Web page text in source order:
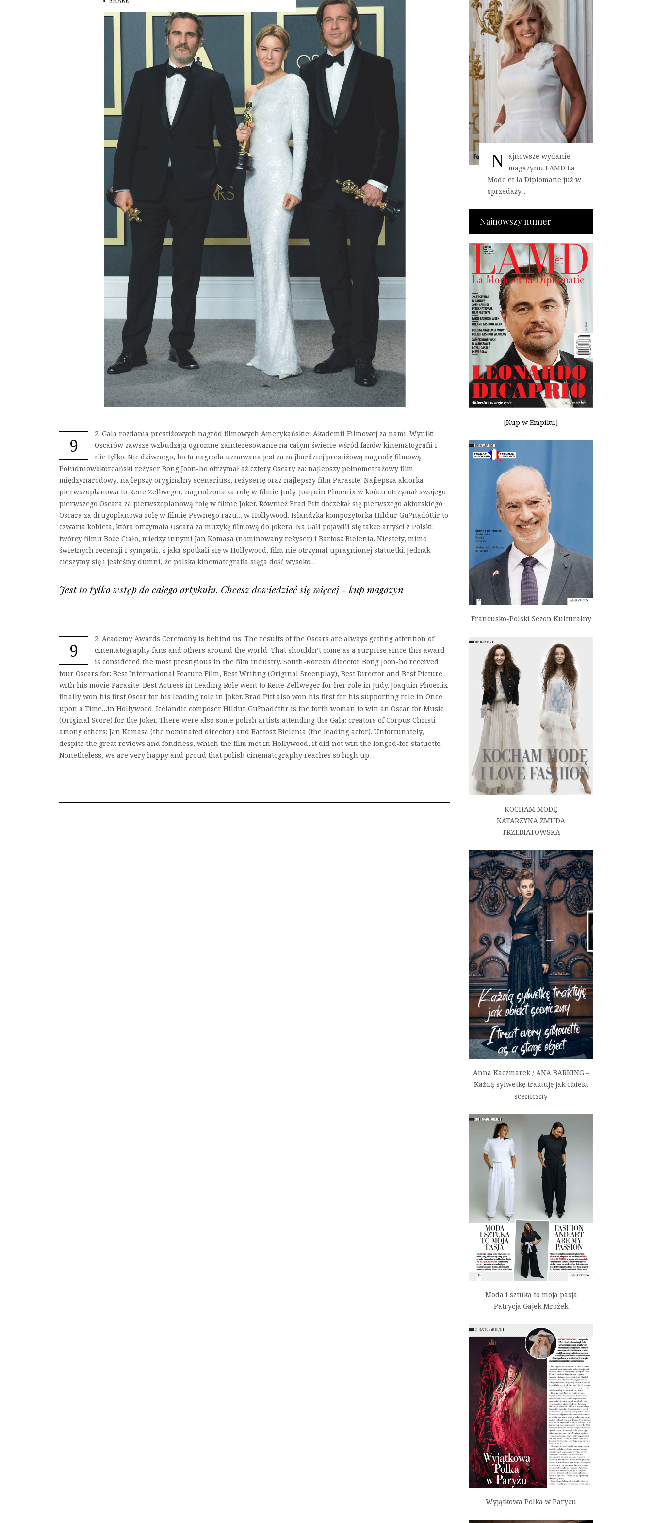
9
2. Gala rozdania prestiżowych nagród filmowych Amerykańskiej Akademii Filmowej za nami. Wyniki
Oscarów zawsze wzbudzają ogromne zainteresowanie na całym świecie wśród fanów kinematografii i
nie tylko. Nic dziwnego, bo ta nagroda uznawana jest za najbardziej prestiżową nagrodę filmową.
Południowokoreański reżyser Bong Joon-ho otrzymał aż cztery Oscary za: najlepszy pełnometrażowy film
międzynarodowy, najlepszy oryginalny scenariusz, reżyserię oraz najlepszy film Parasite. Najlepsza aktorka
pierwszoplanowa to Rene Zellweger, nagrodzona za rolę w filmie Judy. Joaquin Phoenix w końcu otrzymał swojego
pierwszego Oscara za pierwszoplanową rolę w filmie Joker. Również Brad Pitt doczekał się pierwszego aktorskiego
Oscara za drugoplanową rolę w filmie Pewnego razu… w Hollywood. Islandzka kompozytorka Hildur Gu?nadóttir to
czwarta kobieta, która otrzymała Oscara za muzykę filmową do Jokera. Na Gali pojawili się także artyści z Polski:
twórcy filmu Boże Ciało, między innymi Jan Komasa (nominowany reżyser) i Bartosz Bielenia. Niestety, mimo
świetnych recenzji i sympatii, z jaką spotkali się w Hollywood, film nie otrzymał upragnionej statuetki. Jednak
cieszymy się i jesteśmy dumni, że polska kinematografia sięga dość wysoko…
Jest to tylko wstęp do całego artykułu. Chcesz dowiedzieć się więcej - kup magazyn
9
2. Academy Awards Ceremony is behind us. The results of the Oscars are always getting attention of
cinematography fans and others around the world. That shouldn’t come as a surprise since this award
is considered the most prestigious in the film industry. South-Korean director Bong Joon-ho received
four Oscars for: Best International Feature Film, Best Writing (Original Sreenplay), Best Director and Best Picture
with his movie Parasite. Best Actress in Leading Role went to Rene Zellweger for her role in Judy. Joaquin Phoenix
finally won his first Oscar for his leading role in Joker. Brad Pitt also won his first for his supporting role in Once
upon a Time…in Hollywood. Icelandic composer Hildur Gu?nadóttir is the forth woman to win an Oscar for Music
(Original Score) for the Joker. There were also some polish artists attending the Gala: creators of Corpus Christi –
among others: Jan Komasa (the nominated director) and Bartosz Bielenia (the leading actor). Unfortunately,
despite the great reviews and fondness, which the film met in Hollywood, it did not win the longed-for statuette.
Nonetheless, we are very happy and proud that polish cinematography reaches so high up…
N ajnowsze wydanie
magazynu LAMD La
Mode et la Diplomatie już w
sprzedaży...
Najnowszy numer
[Kup w Empiku]
Francusko-Polski Sezon Kulturalny
KOCHAM MODĘ
KATARZYNA ŻMUDA
TRZEBIATOWSKA
Anna Kaczmarek / ANA BARKING –
Każdą sylwetkę traktuję jak obiekt
sceniczny
Moda i sztuka to moja pasja
Patrycja Gajek Mrożek
Wyjątkowa Polka w Paryżu